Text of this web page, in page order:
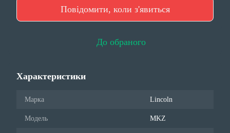
Повідомити, коли з'явиться
До обраного
Характеристики
Марка Lincoln
Мoдель MKZ